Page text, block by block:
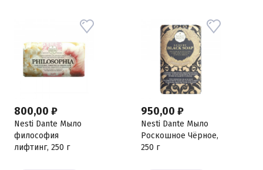
800,00 ₽
Nesti Dante Мыло
философия
лифтинг, 250 г
950,00 ₽
Nesti Dante Мыло
Роскошное Чёрное,
250 г